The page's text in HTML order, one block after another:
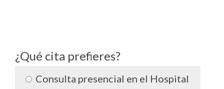
¿Qué cita prefieres?
Consulta presencial en el Hospital